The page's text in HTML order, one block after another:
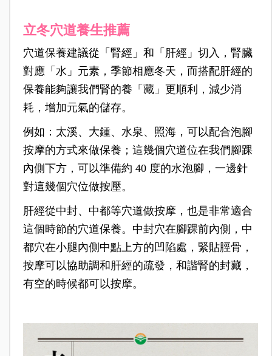
立冬穴道養生推薦
穴道保養建議從「腎經」和「肝經」切入，腎臟
對應「水」元素，季節相應冬天，而搭配肝經的
保養能夠讓我們腎的養「藏」更順利，減少消
耗，增加元氣的儲存。
例如：太溪、大鍾、水泉、照海，可以配合泡腳
按摩的方式來做保養；這幾個穴道位在我們腳踝
內側下方，可以準備約 40 度的水泡腳，一邊針
對這幾個穴位做按壓。
肝經從中封、中都等穴道做按摩，也是非常適合
這個時節的穴道保養。中封穴在腳踝前內側，中
都穴在小腿內側中點上方的凹陷處，緊貼脛骨，
按摩可以協助調和肝經的疏發，和諧腎的封藏，
有空的時候都可以按摩。